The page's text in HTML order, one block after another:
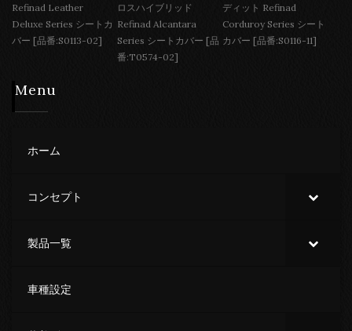
Refinad Leather
Deluxe Series シートカ
バー [品番:S0113-02]
ロスハイブリッド
Refinad Alcantara
Series シートカバー [品
番:T0574-02]
ディット Refinad
Corduroy Series シート
カバー [品番:S0116-11]
Menu
ホーム
コンセプト
製品一覧
車種設定